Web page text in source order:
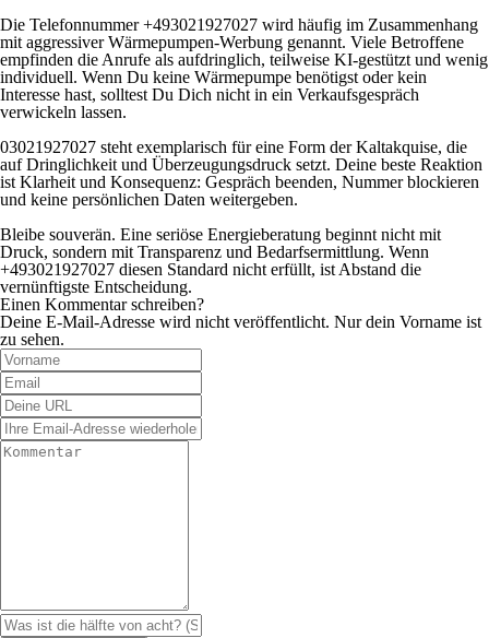
Die Telefonnummer +493021927027 wird häufig im Zusammenhang
mit aggressiver Wärmepumpen-Werbung genannt. Viele Betroffene
empfinden die Anrufe als aufdringlich, teilweise KI-gestützt und wenig
individuell. Wenn Du keine Wärmepumpe benötigst oder kein
Interesse hast, solltest Du Dich nicht in ein Verkaufsgespräch
verwickeln lassen.
03021927027 steht exemplarisch für eine Form der Kaltakquise, die
auf Dringlichkeit und Überzeugungsdruck setzt. Deine beste Reaktion
ist Klarheit und Konsequenz: Gespräch beenden, Nummer blockieren
und keine persönlichen Daten weitergeben.
Bleibe souverän. Eine seriöse Energieberatung beginnt nicht mit
Druck, sondern mit Transparenz und Bedarfsermittlung. Wenn
+493021927027 diesen Standard nicht erfüllt, ist Abstand die
vernünftigste Entscheidung.
Einen Kommentar schreiben?
Deine E-Mail-Adresse wird nicht veröffentlicht. Nur dein Vorname ist
zu sehen.